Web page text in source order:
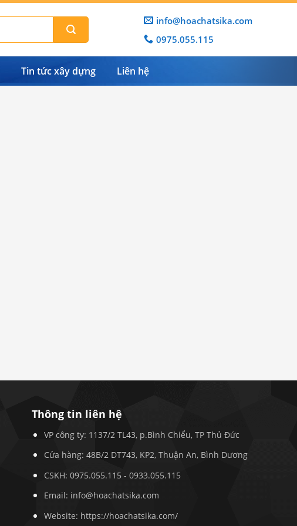
info@hoachatsika.com
0975.055.115
Tin tức xây dựng Liên hệ
Thông tin liên hệ
VP công ty: 1137/2 TL43, p.Bình Chiểu, TP Thủ Đức
Cửa hàng: 48B/2 DT743, KP2, Thuận An, Bình Dương
CSKH: 0975.055.115- 0933.055.115
Email: info@hoachatsika.com
Website: https://hoachatsika.com/